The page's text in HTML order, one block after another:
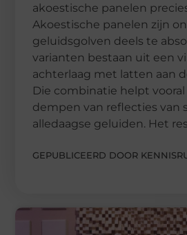
akoestische panelen
Akoestische panelen zijn
geluidsgolven deels te
varianten bestaan uit een
achterlaag met latten aan
Die combinatie helpt
dempen van reflecties van
alledaagse geluiden. Het
GEPUBLICEERD DOOR